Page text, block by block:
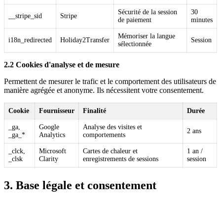
__stripe_sid Stripe
Sécurité de la session
de paiement
30
minutes
i18n_redirected Holiday2Transfer
Mémoriser la langue
sélectionnée
Session
2.2 Cookies d'analyse et de mesure
Permettent de mesurer le trafic et le comportement des utilisateurs de
manière agrégée et anonyme. Ils nécessitent votre consentement.
Cookie Fournisseur Finalité Durée
_ga,
_ga_*
Google
Analytics
Analyse des visites et
comportements
2 ans
_clck,
_clsk
Microsoft
Clarity
Cartes de chaleur et
enregistrements de sessions
1 an /
session
3. Base légale et consentement